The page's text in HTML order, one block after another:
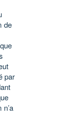
de
par
n’a